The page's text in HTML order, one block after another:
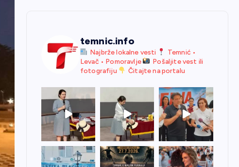
temnic.info
Najbrže lokalne vesti
Temnić •
Levač • Pomoravlje
Pošaljite vest ili
fotografiju
Čitajte na portalu